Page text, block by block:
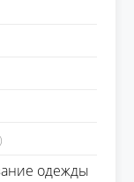
одежды